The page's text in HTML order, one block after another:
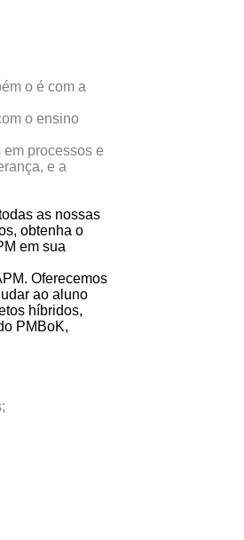
o é com a
o ensino
processos e
e a
as nossas
obtenha o
em sua
Oferecemos
ao aluno
híbridos,
PMBoK,